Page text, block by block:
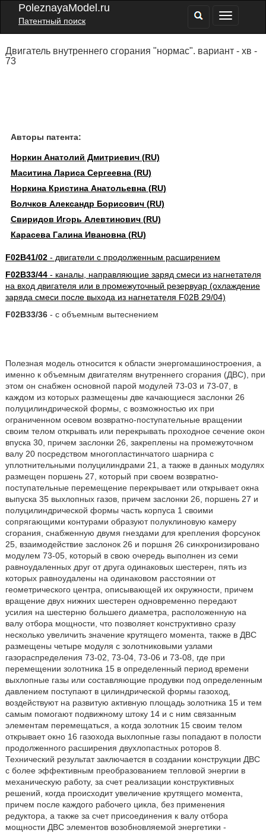
PoleznayaModel.ru
Патентный поиск
Двигатель внутреннего сгорания "нормас". вариант - хв -
73
Авторы патента:
Норкин Анатолий Дмитриевич (RU)
Маситина Лариса Сергеевна (RU)
Норкина Кристина Анатольевна (RU)
Волчков Александр Борисович (RU)
Свиридов Игорь Алевтинович (RU)
Карасева Галина Ивановна (RU)
F02B41/02- двигатели с продолженным расширением
F02B33/44- каналы, направляющие заряд смеси из нагнетателя
на вход двигателя или в промежуточный резервуар (охлаждение
заряда смеси после выхода из нагнетателя F02B 29/04)
F02B33/36- с объемным вытеснением
Полезная модель относится к области энергомашиностроения, а
именно к объемным двигателям внутреннего сгорания (ДВС), при
этом он снабжен основной парой модулей 73-03 и 73-07, в
каждом из которых размещены две качающиеся заслонки 26
полуцилиндрической формы, с возможностью их при
ограниченном осевом возвратно-поступательные вращении
своим телом открывать или перекрывать проходное сечение окон
впуска 30, причем заслонки 26, закреплены на промежуточном
валу 20 посредством многопластинчатого шарнира с
уплотнительными полуцилиндрами 21, а также в данных модулях
размещен поршень 27, который при своем возвратно-
поступательные перемещение перекрывает или открывает окна
выпуска 35 выхлопных газов, причем заслонки 26, поршень 27 и
полуцилиндрической формы часть корпуса 1 своими
сопрягающими контурами образуют полуклиновую камеру
сгорания, снабженную двумя гнездами для крепления форсунок
25, взаимодействие заслонок 26 и поршня 26 синхронизировано
модулем 73-05, который в свою очередь выполнен из семи
равноудаленных друг от друга одинаковых шестерен, пять из
которых равноудалены на одинаковом расстоянии от
геометрического центра, описывающей их окружности, причем
вращение двух нижних шестерен одновременно передают
усилия на шестерню большего диаметра, расположенную на
валу отбора мощности, что позволяет конструктивно сразу
несколько увеличить значение крутящего момента, также в ДВС
размещены четыре модуля с золотниковыми узлами
газораспределения 73-02, 73-04, 73-06 и 73-08, где при
перемещении золотника 15 в определенный период времени
выхлопные газы или составляющие продувки под определенным
давлением поступают в цилиндрической формы газоход,
воздействуют на развитую активную площадь золотника 15 и тем
самым помогают подвижному штоку 14 и с ним связанным
элементам перемещаться, а когда золотник 15 своим телом
открывает окно 16 газохода выхлопные газы попадают в полости
продолженного расширения двухлопастных роторов 8.
Технический результат заключается в создании конструкции ДВС
с более эффективным преобразованием тепловой энергии в
механическую работу, за счет реализации конструктивных
решений, когда происходит увеличение крутящего момента,
причем после каждого рабочего цикла, без применения
редуктора, а также за счет присоединения к валу отбора
мощности ДВС элементов возобновляемой энергетики -